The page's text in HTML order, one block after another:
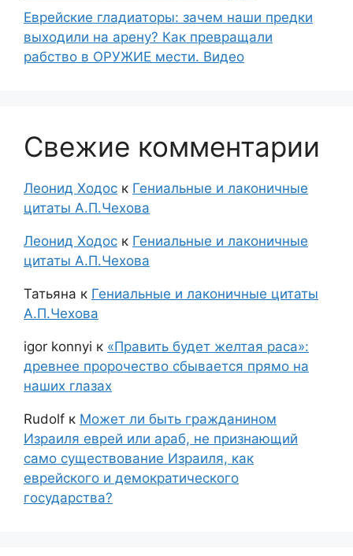
Еврейские гладиаторы: зачем наши предки
выходили на арену? Как превращали
рабство в ОРУЖИЕ мести. Видео
Свежие комментарии
Леонид Ходос к Гениальные и лаконичные
цитаты А.П.Чехова
Леонид Ходос к Гениальные и лаконичные
цитаты А.П.Чехова
Татьяна к Гениальные и лаконичные цитаты
А.П.Чехова
igor konnyi к «Править будет желтая раса»:
древнее пророчество сбывается прямо на
наших глазах
Rudolf к Может ли быть гражданином
Израиля еврей или араб, не признающий
само существование Израиля, как
еврейского и демократического
государства?